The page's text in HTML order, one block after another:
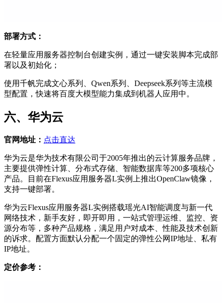
部署方式：
在轻量应用服务器控制台创建实例，通过一键安装脚本完成部
署以及初始化；
使用千帆完成文心系列、Qwen系列、Deepseek系列等主流模
型配置，快速将百度大模型能力集成到机器人应用中。
六、华为云
官网地址： 点击直达
华为云是华为技术有限公司于2005年推出的云计算服务品牌，
主要提供弹性计算、分布式存储、智能数据库等200多项核心
产品。目前在Flexus应用服务器L实例上推出OpenClaw镜像，
支持一键部署。
华为云Flexus应用服务器L实例搭载瑶光AI智能调度与新一代
网络技术，新手友好，即开即用，一站式管理运维、监控、资
源分布等，多种产品规格，满足用户对成本、性能及技术创新
的诉求。配置方面默认分配一个固定的弹性公网IP地址、私有
IP地址。
定价参考：